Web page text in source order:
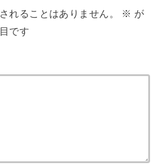
れることはありません。 ※ が
です